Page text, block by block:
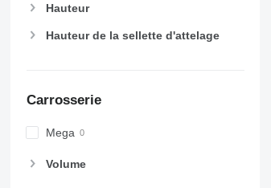
Hauteur
Hauteur de la sellette d'attelage
Carrosserie
Mega
Volume